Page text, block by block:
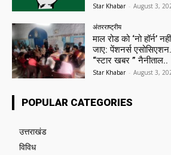
Star Khabar - August 3,
अंतरराष्ट्रीय
माल रोड को ‘नो हॉर्न’
जाए: पेंशनर्स
“स्टार खबर ” नैनीताल..
Star Khabar - August 3,
POPULAR CATEGORIES
उत्तराखंड
विविध